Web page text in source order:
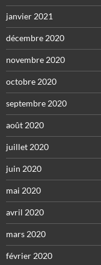
janvier 2021
décembre 2020
novembre 2020
octobre 2020
septembre 2020
août 2020
juillet 2020
juin 2020
mai 2020
avril 2020
mars 2020
février 2020